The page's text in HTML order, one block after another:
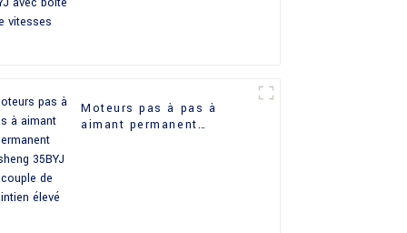
Moteurs pas à pas à
aimant permanent